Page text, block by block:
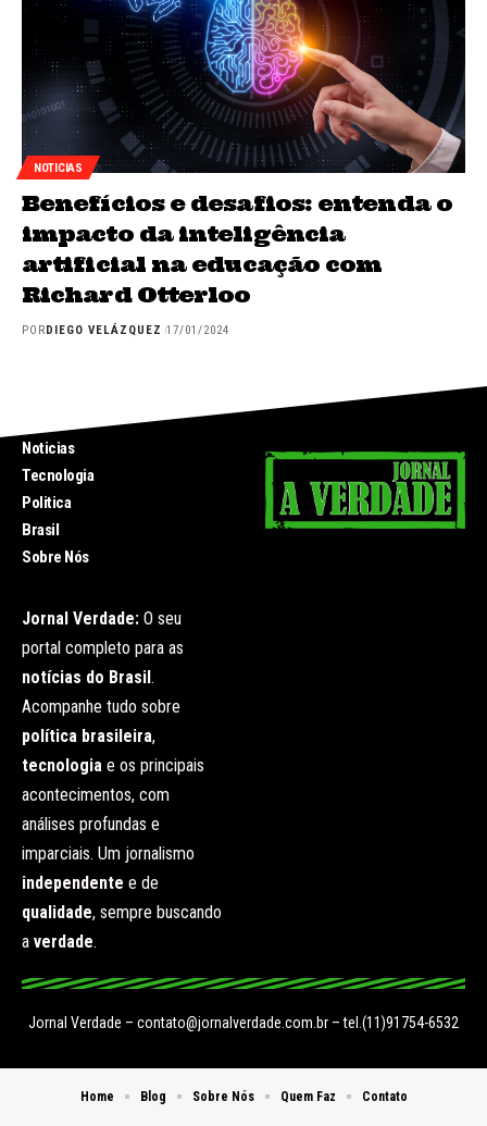
NOTICIAS
Benefícios e desafios: entenda o
impacto da inteligência
artificial na educação com
Richard Otterloo
POR DIEGO VELÁZQUEZ 17/01/2024
Noticias
Tecnologia
Politica
Brasil
Sobre Nós
Jornal Verdade: O seu
portal completo para as
notícias do Brasil .
Acompanhe tudo sobre
política brasileira,
tecnologia e os principais
acontecimentos, com
análises profundas e
imparciais. Um jornalismo
independente e de
qualidade, sempre buscando
a verdade.
Jornal Verdade – contato@jornalverdade.com.br – tel.(11)91754-6532
Home Blog Sobre Nós Quem Faz Contato